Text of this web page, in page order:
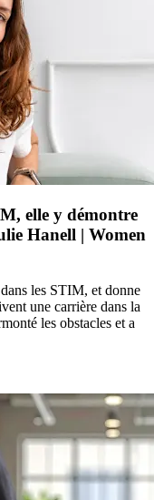
elle y démontre
Hanell | Women
les STIM, et donne
une carrière dans la
les obstacles et a